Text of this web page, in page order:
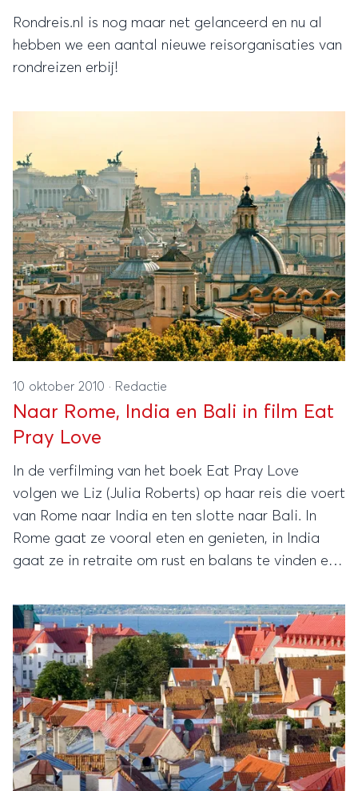
Rondreis.nl is nog maar net gelanceerd en nu al
hebben we een aantal nieuwe reisorganisaties van
rondreizen erbij!
10 oktober 2010 · Redactie
Naar Rome, India en Bali in film Eat
Pray Love
In de verfilming van het boek Eat Pray Love
volgen we Liz (Julia Roberts) op haar reis die voert
van Rome naar India en ten slotte naar Bali. In
Rome gaat ze vooral eten en genieten, in India
gaat ze in retraite om rust en balans te vinden en
komen.